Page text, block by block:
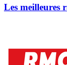
Les meilleures